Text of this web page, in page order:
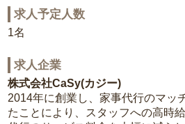
求人予定人数
1名
求人企業
株式会社CaSy(カジー)
2014年に創業し、家事代行のマッ
たことにより、スタッフへの高時